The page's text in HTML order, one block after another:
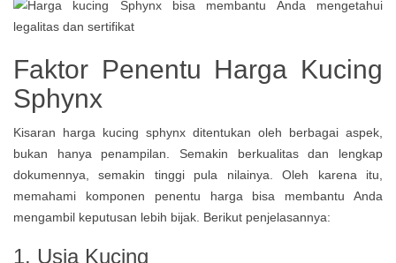
Faktor Penentu Harga Kucing
Sphynx
Kisaran harga kucing sphynx ditentukan oleh berbagai aspek,
bukan hanya penampilan. Semakin berkualitas dan lengkap
dokumennya, semakin tinggi pula nilainya. Oleh karena itu,
memahami komponen penentu harga bisa membantu Anda
mengambil keputusan lebih bijak. Berikut penjelasannya:
1. Usia Kucing